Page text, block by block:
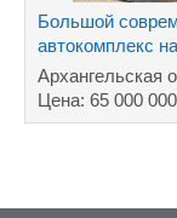
Большой
автокомплекс
собственности в
Архангельская
Цена: 65 000 000